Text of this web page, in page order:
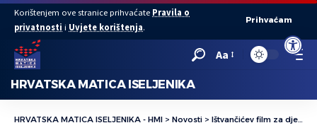
Open
Korištenjem ove stranice prihvaćate Pravila o
privatnosti i Uvjete korištenja.
Prihvaćam
Aa
HRVATSKA MATICA ISELJENIKA
HRVATSKA MATICA ISELJENIKA - HMI > Novosti > Ištvančićev film za djecu Sonte i Monoštora